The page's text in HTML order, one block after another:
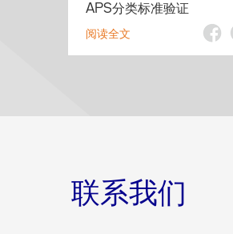
APS分类标准验证
阅读全文
联系我们